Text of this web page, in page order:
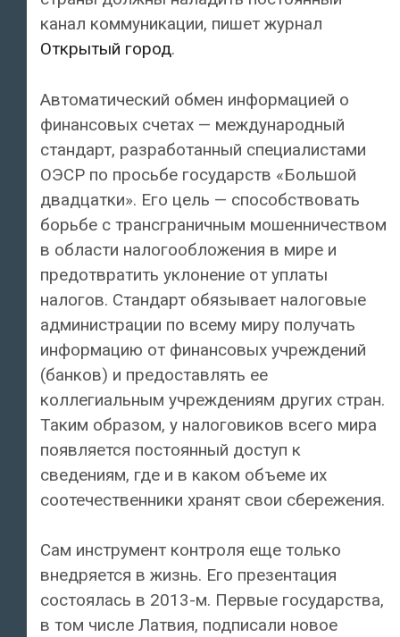
канал коммуникации, пишет журнал
Открытый город.
Автоматический обмен информацией о
финансовых счетах — международный
стандарт, разработанный специалистами
ОЭСР по просьбе государств «Большой
двадцатки». Его цель — способствовать
борьбе с трансграничным мошенничеством
в области налогообложения в мире и
предотвратить уклонение от уплаты
налогов. Стандарт обязывает налоговые
администрации по всему миру получать
информацию от финансовых учреждений
(банков) и предоставлять ее
коллегиальным учреждениям других стран.
Таким образом, у налоговиков всего мира
появляется постоянный доступ к
сведениям, где и в каком объеме их
соотечественники хранят свои сбережения.
Сам инструмент контроля еще только
внедряется в жизнь. Его презентация
состоялась в 2013-м. Первые государства,
в том числе Латвия, подписали новое